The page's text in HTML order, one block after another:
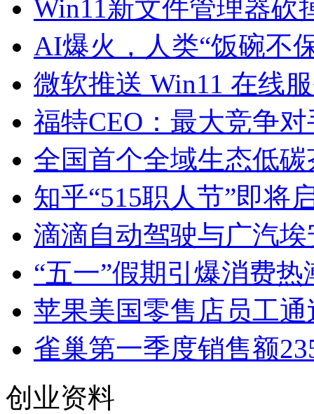
Win11新文件管理器砍
AI爆火，人类“饭碗不
微软推送 Win11 在线
福特CEO：最大竞争
全国首个全域生态低
知乎“515职人节”即将
滴滴自动驾驶与广汽
“五一”假期引爆消费
苹果美国零售店员工
雀巢第一季度销售额
创业资料